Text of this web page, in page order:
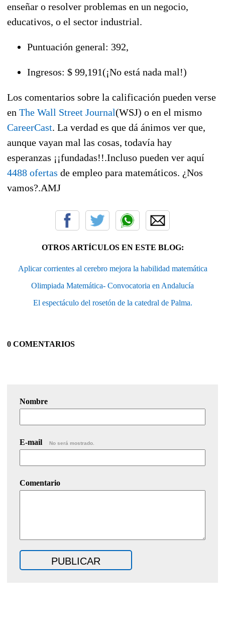
enseñar o resolver problemas en un negocio,
educativos, o el sector industrial.
Puntuación general: 392,
Ingresos: $ 99,191(¡No está nada mal!)
Los comentarios sobre la calificación pueden verse
en The Wall Street Journal(WSJ) o en el mismo
CareerCast. La verdad es que dá ánimos ver que,
aunque vayan mal las cosas, todavía hay
esperanzas ¡¡fundadas!!.Incluso pueden ver aquí
4488 ofertas de empleo para matemáticos. ¿Nos
vamos?.AMJ
OTROS ARTÍCULOS EN ESTE BLOG:
Aplicar corrientes al cerebro mejora la habilidad matemática
Olimpiada Matemática- Convocatoria en Andalucía
El espectáculo del rosetón de la catedral de Palma.
0 COMENTARIOS
Nombre
E-mail No será mostrado.
Comentario